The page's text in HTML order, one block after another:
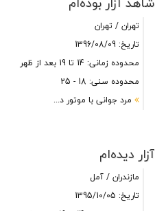
شاهد آزار بوده‌ام
تهران / تهران
تاریخ: 1396/08/09
محدوده زمانی: 14 تا 19 بعد از ظهر
محدوده سنی: 18 - 25
مرد جوانی با موتور د...
آزار دیده‌ام
مازندران / آمل
تاریخ: 1395/10/05